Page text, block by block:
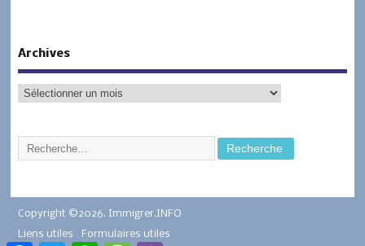
Archives
Copyright ©2026. Immigrer.INFO
Liens utiles
Formulaires utiles